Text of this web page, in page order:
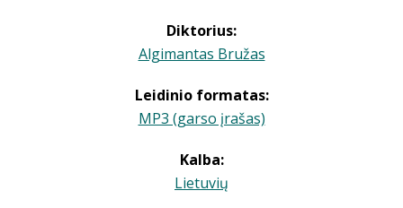
Diktorius:
Algimantas Bružas
Leidinio formatas:
MP3 (garso įrašas)
Kalba:
Lietuvių